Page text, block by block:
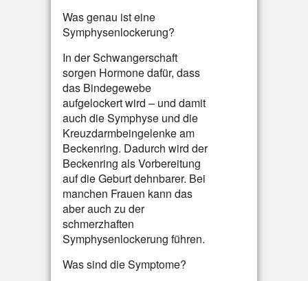
Was genau ist eine
Symphysenlockerung?
In der Schwangerschaft
sorgen Hormone dafür, dass
das Bindegewebe
aufgelockert wird – und damit
auch die Symphyse und die
Kreuzdarmbeingelenke am
Beckenring. Dadurch wird der
Beckenring als Vorbereitung
auf die Geburt dehnbarer. Bei
manchen Frauen kann das
aber auch zu der
schmerzhaften
Symphysenlockerung führen.
Was sind die Symptome?